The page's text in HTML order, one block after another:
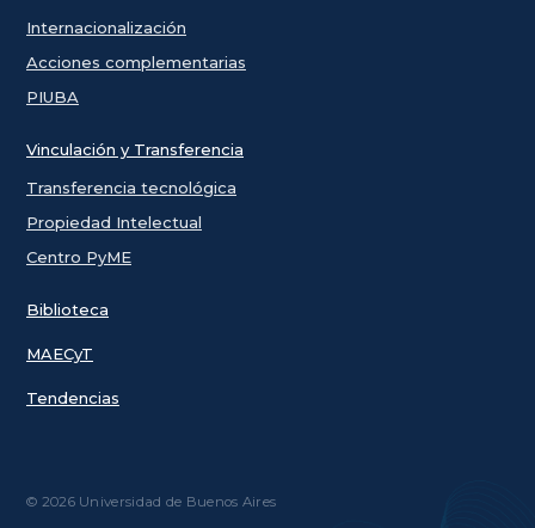
Internacionalización
Acciones complementarias
PIUBA
Vinculación y Transferencia
Transferencia tecnológica
Propiedad Intelectual
Centro PyME
Biblioteca
MAECyT
Tendencias
© 2026 Universidad de Buenos Aires